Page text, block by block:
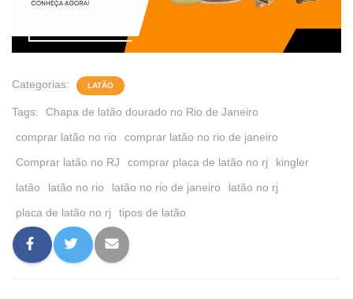
Categorias: LATÃO
Tags:
Chapa de latão dourado no Rio de Janeiro
comprar latão no rio
comprar latão no rio de janeiro
Comprar latão no RJ
comprar placa de latão no rj
kingler
latão
latão no rio latão no rio de janeiro
latão no rj
placa de latão no rj
tipos de latão